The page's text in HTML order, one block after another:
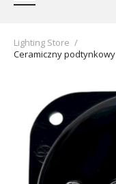
Lighting Store /
Ceramiczny